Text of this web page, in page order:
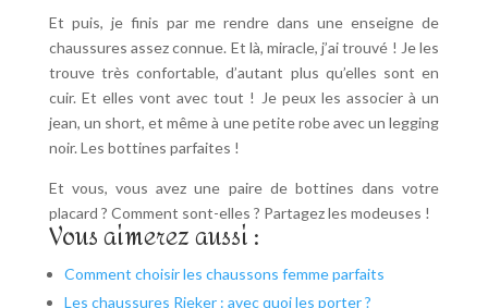
Et puis, je finis par me rendre dans une enseigne de
chaussures assez connue. Et là, miracle, j’ai trouvé ! Je les
trouve très confortable, d’autant plus qu’elles sont en
cuir. Et elles vont avec tout ! Je peux les associer à un
jean, un short, et même à une petite robe avec un legging
noir. Les bottines parfaites !
Et vous, vous avez une paire de bottines dans votre
placard ? Comment sont-elles ? Partagez les modeuses !
Vous aimerez aussi :
Comment choisir les chaussons femme parfaits
Les chaussures Rieker : avec quoi les porter ?